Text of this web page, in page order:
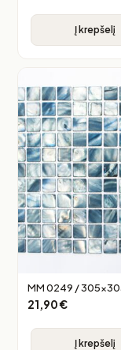
Į krepšelį
MM 0249 /
21,90€
Į krepšelį